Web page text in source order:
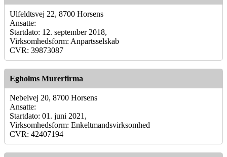
Ulfeldtsvej 22, 8700 Horsens
Ansatte:
Startdato: 12. september 2018,
Virksomhedsform: Anpartsselskab
CVR: 39873087
Egholms Murerfirma
Nebelvej 20, 8700 Horsens
Ansatte:
Startdato: 01. juni 2021,
Virksomhedsform: Enkeltmandsvirksomhed
CVR: 42407194